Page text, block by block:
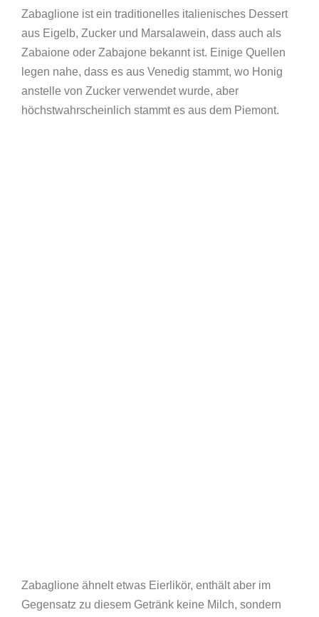
Zabaglione ist ein traditionelles italienisches Dessert
aus Eigelb, Zucker und Marsalawein, dass auch als
Zabaione oder Zabajone bekannt ist. Einige Quellen
legen nahe, dass es aus Venedig stammt, wo Honig
anstelle von Zucker verwendet wurde, aber
höchstwahrscheinlich stammt es aus dem Piemont.
Zabaglione ähnelt etwas Eierlikör, enthält aber im
Gegensatz zu diesem Getränk keine Milch, sondern